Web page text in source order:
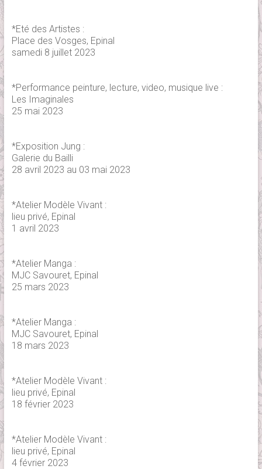
*Eté des Artistes :
Place des Vosges, Epinal
samedi 8 juillet 2023
*Performance peinture, lecture, video, musique live :
Les Imaginales
25 mai 2023
*Exposition Jung :
Galerie du Bailli
28 avril 2023 au 03 mai 2023
*Atelier Modèle Vivant :
lieu privé, Epinal
1 avril 2023
*Atelier Manga :
MJC Savouret, Epinal
25 mars 2023
*Atelier Manga :
MJC Savouret, Epinal
18 mars 2023
*Atelier Modèle Vivant :
lieu privé, Epinal
18 février 2023
*Atelier Modèle Vivant :
lieu privé, Epinal
4 février 2023